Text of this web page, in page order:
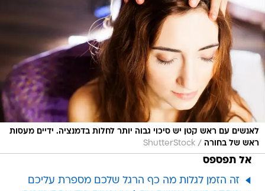
לאנשים עם ראש קטן יש סיכוי גבוה יותר לחלות בדמנציה. ידיים מעסות
ראש של בחורה /
ShutterStock
אל תפספס
זה הזמן לגלות מה כף הרגל שלכם מספרת עליכם